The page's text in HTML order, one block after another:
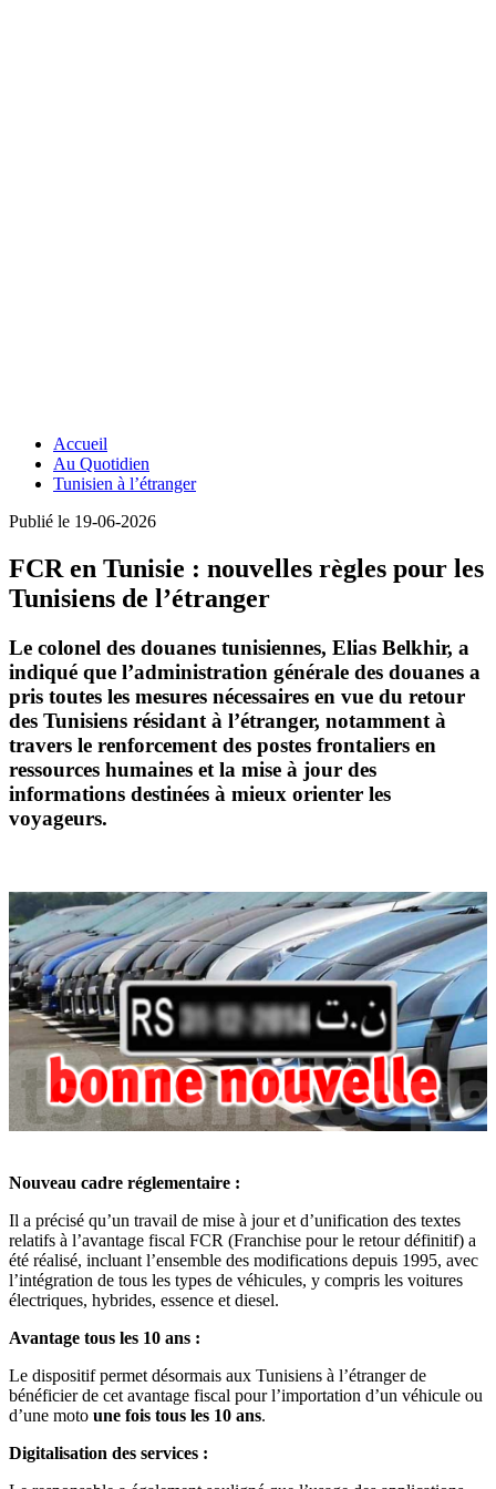
Accueil
Au Quotidien
Tunisien à l’étranger
Publié le 19-06-2026
FCR en Tunisie : nouvelles règles pour les
Tunisiens de l’étranger
Le colonel des douanes tunisiennes, Elias Belkhir, a
indiqué que l’administration générale des douanes a
pris toutes les mesures nécessaires en vue du retour
des Tunisiens résidant à l’étranger, notamment à
travers le renforcement des postes frontaliers en
ressources humaines et la mise à jour des
informations destinées à mieux orienter les
voyageurs.
Nouveau cadre réglementaire :
Il a précisé qu’un travail de mise à jour et d’unification des textes
relatifs à l’avantage fiscal FCR (Franchise pour le retour définitif) a
été réalisé, incluant l’ensemble des modifications depuis 1995, avec
l’intégration de tous les types de véhicules, y compris les voitures
électriques, hybrides, essence et diesel.
Avantage tous les 10 ans :
Le dispositif permet désormais aux Tunisiens à l’étranger de
bénéficier de cet avantage fiscal pour l’importation d’un véhicule ou
d’une moto une fois tous les 10 ans.
Digitalisation des services :